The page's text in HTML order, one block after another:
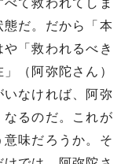
て救われてしま
だ。だから「本
「救われるべき
（阿弥陀さん）
いなければ、阿弥
なるのだ。これが
意味だろうか。そ